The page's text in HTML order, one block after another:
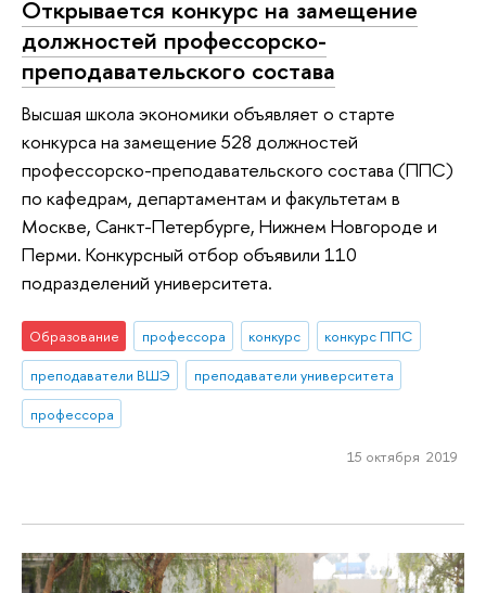
Открывается конкурс на замещение
должностей профессорско-
преподавательского состава
Высшая школа экономики объявляет о старте
конкурса на замещение 528 должностей
профессорско-преподавательского состава (ППС)
по кафедрам, департаментам и факультетам в
Москве, Санкт-Петербурге, Нижнем Новгороде и
Перми. Конкурсный отбор объявили 110
подразделений университета.
Образование профессора конкурс
конкурс ППС
преподаватели ВШЭ
преподаватели университета
профессора
15 октября 2019